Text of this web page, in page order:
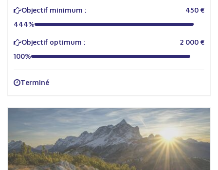
Objectif minimum :
450 €
444%
Objectif optimum :
2 000 €
100%
Terminé